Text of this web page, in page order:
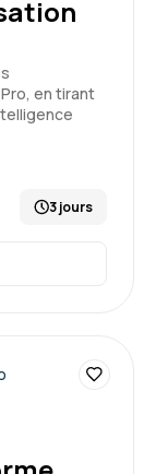
en tirant
3 jours